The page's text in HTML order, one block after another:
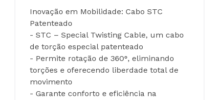
Inovação em Mobilidade: Cabo STC
Patenteado
- STC – Special Twisting Cable, um cabo
de torção especial patenteado
- Permite rotação de 360°, eliminando
torções e oferecendo liberdade total de
movimento
- Garante conforto e eficiência na